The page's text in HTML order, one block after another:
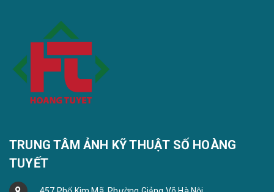
TRUNG TÂM ẢNH KỸ THUẬT SỐ HOÀNG
TUYẾT